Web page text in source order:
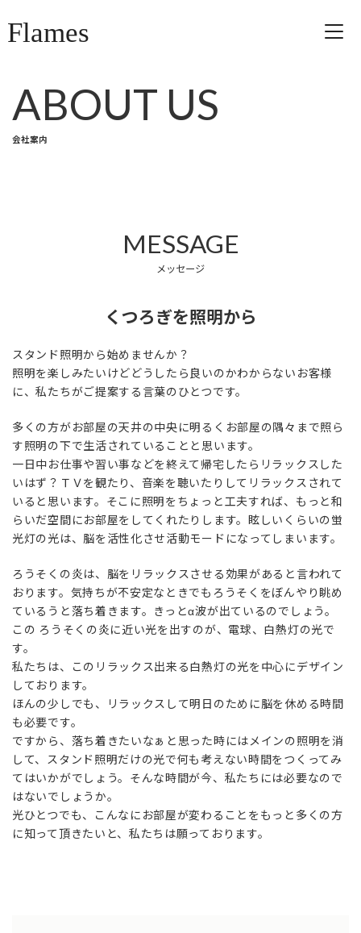
ン
テ
ビ
ゲFlames
会社案内
ABOUT US
MESSAGE
メッセージ
くつろぎを照明から
スタンド照明から始めませんか？
照明を楽しみたいけどどうしたら良いのかわからないお客様
に、私たちがご提案する言葉のひとつです。
多くの方がお部屋の天井の中央に明るくお部屋の隅々まで照ら
す照明の下で生活されていることと思います。
一日中お仕事や習い事などを終えて帰宅したらリラックスした
いはず？ＴＶを観たり、音楽を聴いたりしてリラックスされて
いると思います。そこに照明をちょっと工夫すれば、もっと和
らいだ空間にお部屋をしてくれたりします。眩しいくらいの蛍
光灯の光は、脳を活性化させ活動モードになってしまいます。
ろうそくの炎は、脳をリラックスさせる効果があると言われて
おります。気持ちが不安定なときでもろうそくをぼんやり眺め
ているうと落ち着きます。きっとα波が出ているのでしょう。
この ろうそくの炎に近い光を出すのが、電球、白熱灯の光で
す。
私たちは、このリラックス出来る白熱灯の光を中心にデザイン
しております。
ほんの少しでも、リラックスして明日のために脳を休める時間
も必要です。
ですから、落ち着きたいなぁと思った時にはメインの照明を消
して、スタンド照明だけの光で何も考えない時間をつくってみ
てはいかがでしょう。そんな時間が今、私たちには必要なので
はないでしょうか。
光ひとつでも、こんなにお部屋が変わることをもっと多くの方
に知って頂きたいと、私たちは願っております。